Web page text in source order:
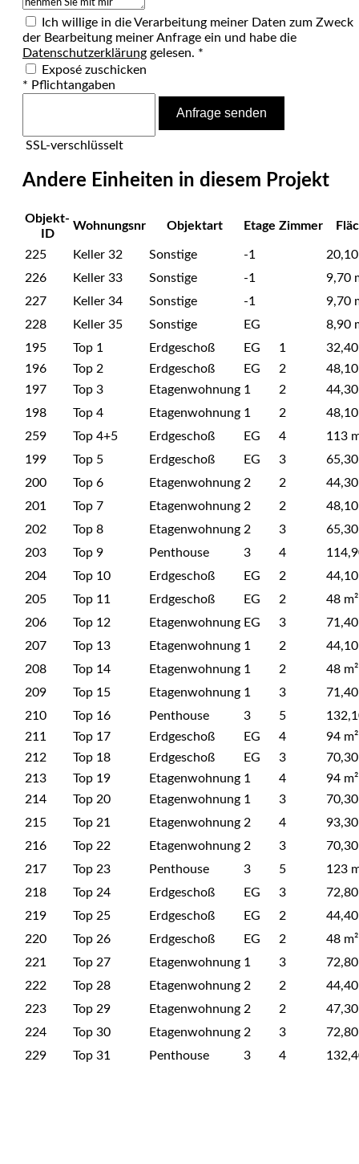
Ich willige in die Verarbeitung meiner Daten zum Zweck
der Bearbeitung meiner Anfrage ein und habe die
Datenschutzerklärung gelesen. *
Exposé zuschicken
* Pflichtangaben
Anfrage senden
SSL-verschlüsselt
Andere Einheiten in diesem Projekt
Objekt-
ID
Wohnungsnr Objektart Etage Zimmer
225 Keller 32 Sonstige -1
20,10
226
Keller 33 Sonstige -1
9,70
227
Keller 34 Sonstige -1
9,70
228
Keller 35 Sonstige EG
8,90
195
Top 1 Erdgeschoß EG 1
32,40
196
Top 2 Erdgeschoß EG 2
48,10
197
Top 3 Etagenwohnung 1 2
44,30
198
Top 4 Etagenwohnung 1 2
48,10
259
Top 4+5 Erdgeschoß EG 4
113
199
Top 5 Erdgeschoß EG 3
65,30
200
Top 6 Etagenwohnung 2 2
44,30
201
Top 7 Etagenwohnung 2 2
48,10
202
Top 8 Etagenwohnung 2 3
65,30
203
Top 9 Penthouse 3 4
204
Top 10 Erdgeschoß EG 2
44,10
205
Top 11 Erdgeschoß EG 2
48 m²
206
Top 12 Etagenwohnung EG 3
71,40
207
Top 13 Etagenwohnung 1 2
44,10
208
Top 14 Etagenwohnung 1 2
48 m²
209
Top 15 Etagenwohnung 1 3
71,40
210
Top 16 Penthouse 3 5
211
Top 17 Erdgeschoß EG 4
94 m²
212
Top 18 Erdgeschoß EG 3
70,30
213
Top 19 Etagenwohnung 1 4
94 m²
214
Top 20 Etagenwohnung 1 3
70,30
215
Top 21 Etagenwohnung 2 4
93,30
216
Top 22 Etagenwohnung 2 3
70,30
217
Top 23 Penthouse 3 5
123
218
Top 24 Erdgeschoß EG 3
72,80
219
Top 25 Erdgeschoß EG 2
44,40
220
Top 26 Erdgeschoß EG 2
48 m²
221
Top 27 Etagenwohnung 1 3
72,80
222
Top 28 Etagenwohnung 2 2
44,40
223
Top 29 Etagenwohnung 2 2
47,30
224
Top 30 Etagenwohnung 2 3
72,80
229
Top 31 Penthouse 3 4